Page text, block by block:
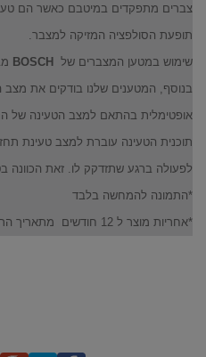
צברים מתפקדים במיטבם כאשר הם
תופעת הסולפציה המזיקה למצבר.
שימוש במטען המצברים של
בנוסף, המטענים שלנו בודקים את מצב
אופטימלית בהתאם למצב הטעינה של
תוכנית הטעינה עוברת למצב טעינת
לפעולה ברגע שתזדקק לו. זאת הכוונה
*התמונה להמחשה בלבד
*אחריות מוצר ל 12 חודשים מתאריך הרכישה